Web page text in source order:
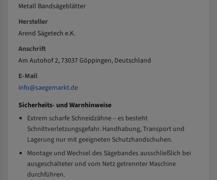
Metall Bandsägeblätter
Hersteller
Arend Sägetech e.K.
Anschrift
Am Autohof 2, 73037 Göppingen, Deutschland
E-Mail
info@saegemarkt.de
Sicherheits- und Warnhinweise
Extrem scharfe Schneidzähne – es besteht
Schnittverletzungsgefahr. Handhabung, Transport und
Lagerung nur mit geeigneten Schutzhandschuhen.
Montage und Wechsel des Sägebandes ausschließlich bei
ausgeschalteter und vom Netz getrennter Maschine
durchführen.